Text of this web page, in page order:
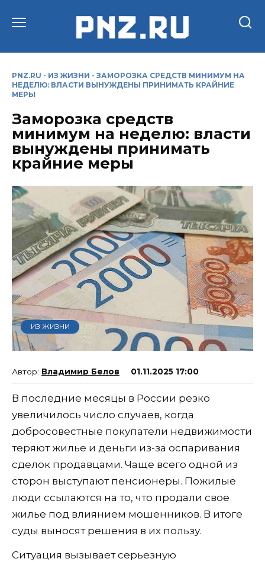
PNZ.RU - ИЗ ЖИЗНИ - ЗАМОРОЗКА СРЕДСТВ МИНИМУМ НА
НЕДЕЛЮ: ВЛАСТИ ВЫНУЖДЕНЫ ПРИНИМАТЬ КРАЙНИЕ
МЕРЫ
Заморозка средств
минимум на неделю: власти
вынуждены принимать
крайние меры
ИЗ ЖИЗНИ
Владимир Белов 01.11.2025 17:00
В последние месяцы в России резко
увеличилось число случаев, когда
добросовестные покупатели недвижимости
теряют жилье и деньги из-за оспаривания
сделок продавцами. Чаще всего одной из
сторон выступают пенсионеры. Пожилые
люди ссылаются на то, что продали свое
жилье под влиянием мошенников. В итоге
суды выносят решения в их пользу.
Ситуация вызывает серьезную